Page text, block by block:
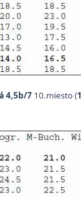
4,5b/7 10.miesto (